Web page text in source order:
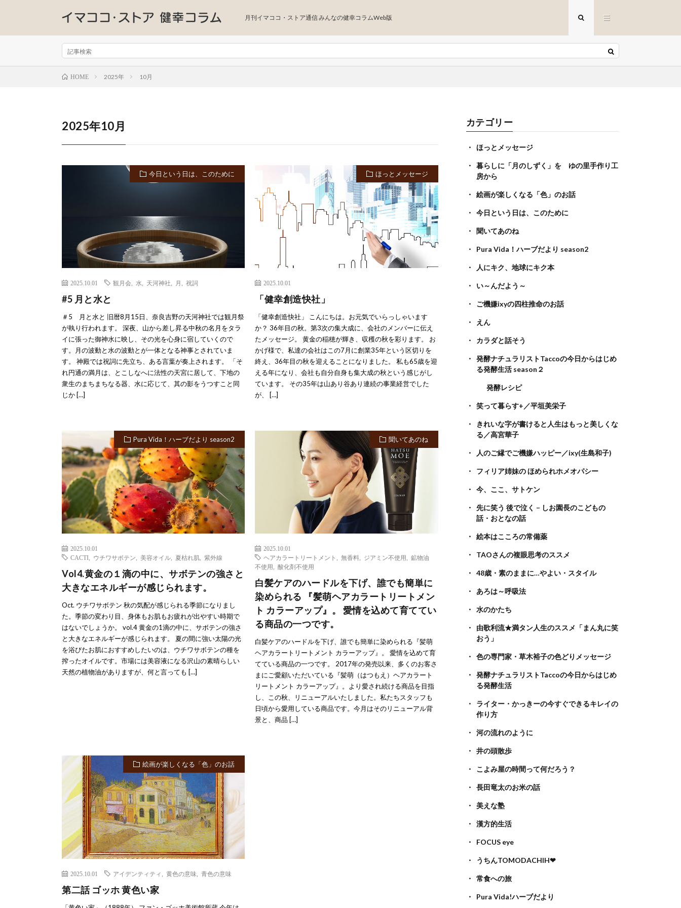
月刊イマココ・ストア通信 みんなの健幸コラムWeb版
HOME 2025年 10月
2025年10月
今日という日は、このために
2025.10.01 観月会 水 天河神社 月 祝詞
#5 月と水と
＃5 月と水と 旧暦8月15日、奈良吉野の天河神社では観月祭
が執り行われます。 深夜、山から差し昇る中秋の名月をタラ
イに張った御神水に映し、その光を心身に宿していくので
す。月の波動と水の波動とが一体となる神事とされていま
す。 神殿では祝詞に先立ち、ある言葉が奏上されます。 「そ
れ円通の満月は、とこしなへに法性の天宮に居して、下地の
衆生のまちまちなる器、水に応じて、其の影をうつすこと同
じか […]
ほっとメッセージ
2025.10.01
「健幸創造快社」
「健幸創造快社」 こんにちは。お元気でいらっしゃいます
か？ 36年目の秋。第3次の集大成に、会社のメンバーに伝え
たメッセージ。 黄金の稲穂が輝き、収穫の秋を彩ります。 お
かげ様で、私達の会社はこの7月に創業35年という区切りを
終え、36年目の秋を迎えることになりました。 私も65歳を迎
える年になり、会社も自分自身も集大成の秋という感じがし
ています。 その35年は山あり谷あり連続の事業経営でした
が、 […]
Pura Vida！ハーブだより season2
2025.10.01
CACTI
ウチワサボテン 美容オイル 夏枯れ肌 紫外線
Vol4.黄金の１滴の中に、サボテンの強さと
大きなエネルギーが感じられます。
Oct. ウチワサボテン 秋の気配が感じられる季節になりまし
た。季節の変わり目、身体もお肌もお疲れが出やすい時期で
はないでしょうか。 vol.4 黄金の1滴の中に、サボテンの強さ
と大きなエネルギーが感じられます。 夏の間に強い太陽の光
を浴びたお肌におすすめしたいのは、ウチワサボテンの種を
搾ったオイルです。市場には美容液になる沢山の素晴らしい
天然の植物油がありますが、何と言っても […]
聞いてあのね
2025.10.01
ヘアカラートリートメント
,無香料 ジアミン不使用 ,鉱物油
不使用
,酸化剤不使用
白髪ケアのハードルを下げ、誰でも簡単に
染められる 『髪萌ヘアカラートリートメン
ト カラーアップ』。 愛情を込めて育ててい
る商品の一つです。
白髪ケアのハードルを下げ、誰でも簡単に染められる『髪萌
ヘアカラートリートメント カラーアップ』。 愛情を込めて育
てている商品の一つです。 2017年の発売以来、多くのお客さ
まにご愛顧いただいている『髪萌（はつもえ）ヘアカラート
リートメント カラーアップ』。より愛され続ける商品を目指
し、この秋、リニューアルいたしました。私たちスタッフも
日頃から愛用している商品です。今月はそのリニューアル背
景と、商品 […]
絵画が楽しくなる「色」のお話
2025.10.01 アイデンティティ 黄色の意味 青色の意味
第二話 ゴッホ 黄色い家
カテゴリー
ほっとメッセージ
暮らしに「月のしずく」を ゆの里手作り工
房から
絵画が楽しくなる「色」のお話
今日という日は、このために
聞いてあのね
Pura Vida！ハーブだより season2
人にキク、地球にキク本
い～んだよう～
ご機嫌ixyの四柱推命のお話
えん
カラダと話そう
発酵ナチュラリストTaccoの今日からはじめ
る発酵生活 season２
発酵レシピ
笑って暮らす+／平垣美栄子
きれいな字が書けると人生はもっと美しくな
る／高宮華子
人のご縁でご機嫌ハッピー／ixy(生島和子)
フィリア姉妹の ほめられホメオパシー
今、ここ、サトケン
先に笑う 後で泣く – しお園長のこどもの
話・おとなの話
絵本はこころの常備薬
TAOさんの複眼思考のススメ
48歳・素のままに…やよい・スタイル
あろは～呼吸法
水のかたち
由歌利流★満タン人生のススメ「まん丸に笑
おう」
色の専門家・草木裕子の色どりメッセージ
発酵ナチュラリストTaccoの今日からはじめ
る発酵生活
ライター・かっきーの今すぐできるキレイの
作り方
河の流れのように
井の頭散歩
こよみ屋の時間って何だろう？
長田竜太のお米の話
美えな塾
漢方的生活
FOCUS eye
うちんTOMODACHIH❤
常食への旅
Pura Vida!ハーブだより